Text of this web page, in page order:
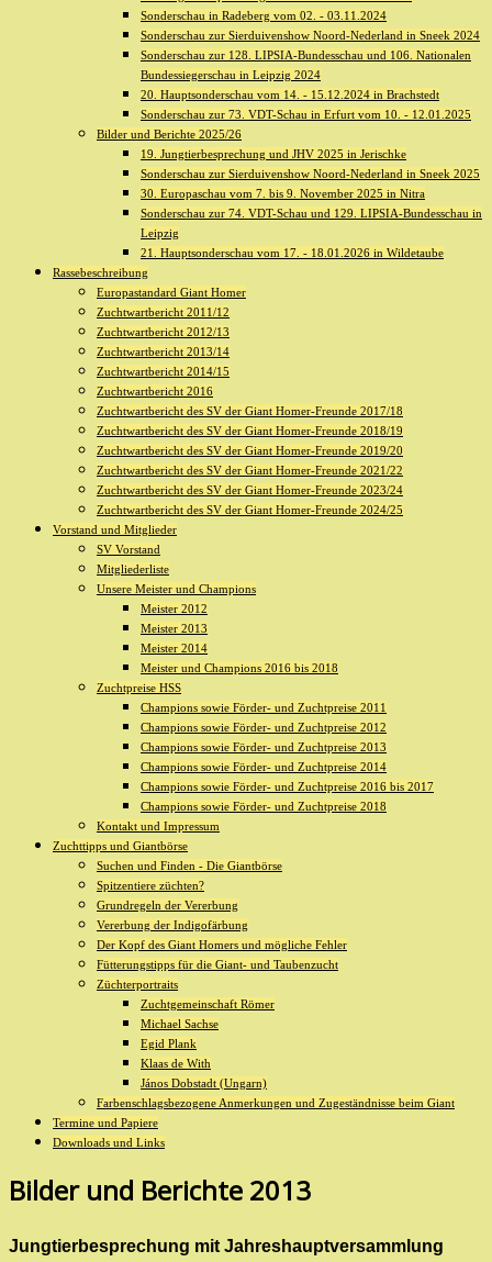
Sonderschau in Radeberg vom 02. - 03.11.2024
Sonderschau zur Sierduivenshow Noord-Nederland in Sneek 2024
Sonderschau zur 128. LIPSIA-Bundesschau und 106. Nationalen
Bundessiegerschau in Leipzig 2024
20. Hauptsonderschau vom 14. - 15.12.2024 in Brachstedt
Sonderschau zur 73. VDT-Schau in Erfurt vom 10. - 12.01.2025
Bilder und Berichte 2025/26
19. Jungtierbesprechung und JHV 2025 in Jerischke
Sonderschau zur Sierduivenshow Noord-Nederland in Sneek 2025
30. Europaschau vom 7. bis 9. November 2025 in Nitra
Sonderschau zur 74. VDT-Schau und 129. LIPSIA-Bundesschau in
Leipzig
21. Hauptsonderschau vom 17. - 18.01.2026 in Wildetaube
Rassebeschreibung
Europastandard Giant Homer
Zuchtwartbericht 2011/12
Zuchtwartbericht 2012/13
Zuchtwartbericht 2013/14
Zuchtwartbericht 2014/15
Zuchtwartbericht 2016
Zuchtwartbericht des SV der Giant Homer-Freunde 2017/18
Zuchtwartbericht des SV der Giant Homer-Freunde 2018/19
Zuchtwartbericht des SV der Giant Homer-Freunde 2019/20
Zuchtwartbericht des SV der Giant Homer-Freunde 2021/22
Zuchtwartbericht des SV der Giant Homer-Freunde 2023/24
Zuchtwartbericht des SV der Giant Homer-Freunde 2024/25
Vorstand und Mitglieder
SV Vorstand
Mitgliederliste
Unsere Meister und Champions
Meister 2012
Meister 2013
Meister 2014
Meister und Champions 2016 bis 2018
Zuchtpreise HSS
Champions sowie Förder- und Zuchtpreise 2011
Champions sowie Förder- und Zuchtpreise 2012
Champions sowie Förder- und Zuchtpreise 2013
Champions sowie Förder- und Zuchtpreise 2014
Champions sowie Förder- und Zuchtpreise 2016 bis 2017
Champions sowie Förder- und Zuchtpreise 2018
Kontakt und Impressum
Zuchttipps und Giantbörse
Suchen und Finden - Die Giantbörse
Spitzentiere züchten?
Grundregeln der Vererbung
Vererbung der Indigofärbung
Der Kopf des Giant Homers und mögliche Fehler
Fütterungstipps für die Giant- und Taubenzucht
Züchterportraits
Zuchtgemeinschaft Römer
Michael Sachse
Egid Plank
Klaas de With
János Dobstadt (Ungarn)
Farbenschlagsbezogene Anmerkungen und Zugeständnisse beim Giant
Termine und Papiere
Downloads und Links
Bilder und Berichte 2013
Jungtierbesprechung mit Jahreshauptversammlung